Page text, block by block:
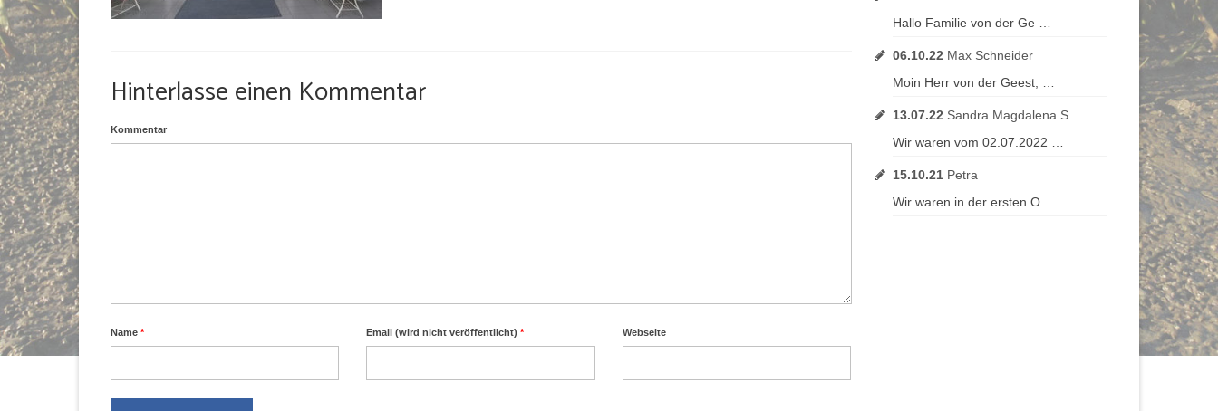
Hinterlasse einen Kommentar
Kommentar
Name * Email (wird nicht veröffentlicht)* Webseite
Hallo Familie von der Ge …
06.10.22 Max Schneider
Moin Herr von der Geest, …
13.07.22 Sandra Magdalena S …
Wir waren vom 02.07.2022 …
15.10.21 Petra
Wir waren in der ersten O …